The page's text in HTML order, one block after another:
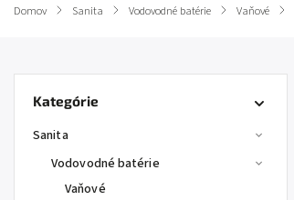
Domov / Sanita / Vodovodné batérie / Vaňové /
Kategórie
Sanita
Vodovodné batérie
Vaňové